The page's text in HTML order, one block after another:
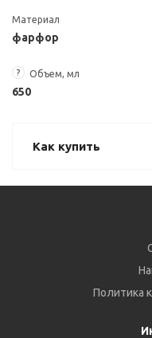
Материал
фарфор
? Объем, мл
650
Как купить
Политика